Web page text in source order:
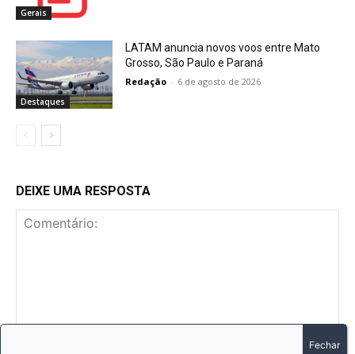
Gerais
Destaques
LATAM anuncia novos voos entre Mato
Grosso, São Paulo e Paraná
Redação - 6 de agosto de 2026
DEIXE UMA RESPOSTA